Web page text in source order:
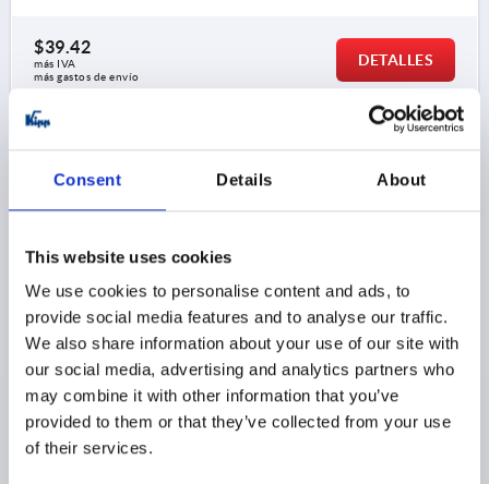
Consent Details About
This website uses cookies
We use cookies to personalise content and ads, to
provide social media features and to analyse our traffic.
We also share information about your use of our site with
our social media, advertising and analytics partners who
may combine it with other information that you’ve
provided to them or that they’ve collected from your use
of their services.
$39.42
más IVA
más gastos de envío
DETALLES
DISCO PARA PIES ARTICULADOS ACERO INOXIDABLE,
CON AMORTIGUA.VIBRACIONES, D=40
MATERIAL DEL CUERPO DE BASE=ACERO INOXIDABLE
DIÁMETRO DEL PLATO=40
D1=30,5
H1 (BAJO PRESIÓN 0 / 0,4 / 0,6 N/MM²)=7 / 5,8 / 4,9